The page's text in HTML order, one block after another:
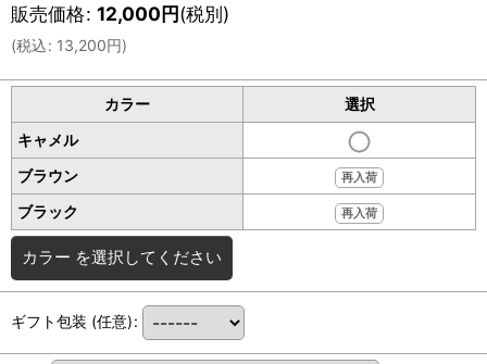
販売価格: 12,000円(税別)
(税込: 13,200円)
カラー
選択
キャメル
ブラウン
再入荷
ブラック 再入荷
カラー を選択してください
ギフト包装 (任意):